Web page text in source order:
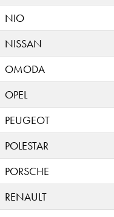
NIO
NISSAN
OMODA
OPEL
PEUGEOT
POLESTAR
PORSCHE
RENAULT